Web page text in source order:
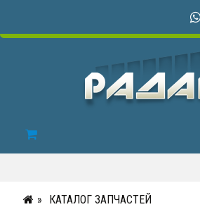
КАТАЛОГ ЗАПЧАСТЕЙ